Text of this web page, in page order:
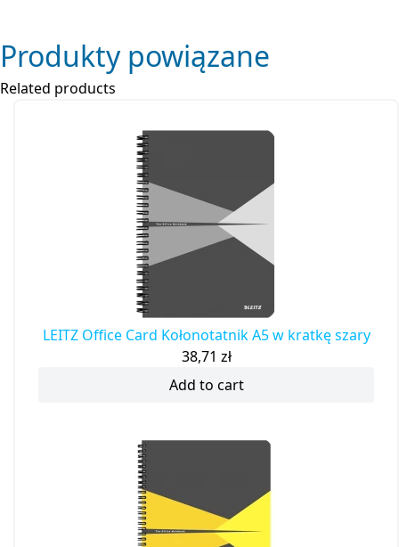
Produkty powiązane
Related products
LEITZ Office Card Kołonotatnik A5 w kratkę szary
38,71 zł
Add to cart